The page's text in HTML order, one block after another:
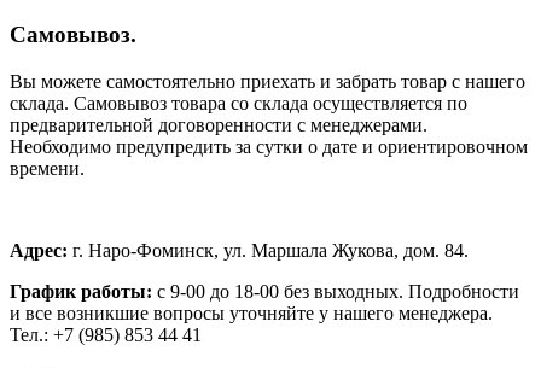
Самовывоз.
Вы можете самостоятельно приехать и забрать товар с нашего
склада. Самовывоз товара со склада осуществляется по
предварительной договоренности с менеджерами.
Необходимо предупредить за сутки о дате и ориентировочном
времени.
Адрес: г. Наро-Фоминск, ул. Маршала Жукова, дом. 84.
График работы: с 9-00 до 18-00 без выходных. Подробности
и все возникшие вопросы уточняйте у нашего менеджера.
Тел.: +7 (985) 853 44 41